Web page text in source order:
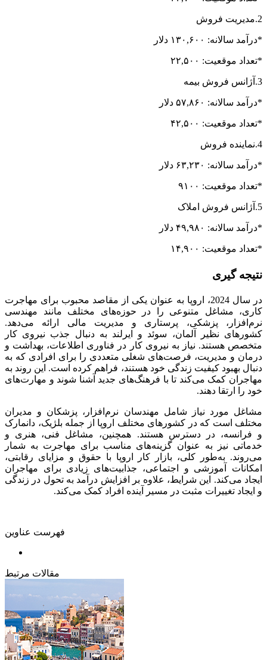
2.مدیریت فروش
*درآمد سالانه: ۱۳۰,۶۰۰ دلار
*تعداد موقعیت: ۲۲,۵۰۰
3.آژانس فروش بیمه
*درآمد سالانه: ۵۷,۸۶۰ دلار
*تعداد موقعیت: ۴۲,۵۰۰
4.نماینده فروش
*درآمد سالانه: ۶۳,۲۳۰ دلار
*تعداد موقعیت: ۹۱۰۰
5.آژانس فروش املاک
*درآمد سالانه: ۴۹,۹۸۰ دلار
*تعداد موقعیت: ۱۴,۹۰۰
نتیجه گیری
در سال 2024، اروپا به عنوان یکی از مقاصد محبوب برای مهاجرت
کاری، مشاغل متنوعی را در حوزه‌های مختلف مانند مهندسی
نرم‌افزار، پزشکی، پرستاری و مدیریت مالی ارائه می‌دهد.
کشورهای نظیر آلمان، سوئد و ایرلند به دنبال جذب نیروی کار
متخصص هستند. نیاز به نیروی کار در فناوری اطلاعات، بهداشت و
درمان و مدیریت، فرصت‌های شغلی متعددی را برای افرادی که به
دنبال بهبود کیفیت زندگی خود هستند، فراهم کرده است. این روند به
مهاجران کمک می‌کند تا با فرهنگ‌های جدید آشنا شوند و مهارت‌های
خود را ارتقا دهند.
مشاغل مورد نیاز شامل مهندسان نرم‌افزار، پزشکان و مدیران
مختلف است که در کشورهای مختلف اروپا از جمله بلژیک، دانمارک
و فرانسه، در دسترس هستند. همچنین، مشاغل فنی، هنری و
خدماتی نیز به عنوان گزینه‌های مناسب برای مهاجرت به شمار
می‌روند. به‌طور کلی، بازار کار اروپا با حقوق و مزایای رقابتی،
امکانات آموزشی و اجتماعی، جذابیت‌های زیادی برای مهاجران
ایجاد می‌کند. این شرایط، علاوه بر افزایش درآمد به تحول در زندگی
و ایجاد تغییرات مثبت در مسیر آینده افراد کمک می‌کند.
فهرست عناوین
مقالات مرتبط